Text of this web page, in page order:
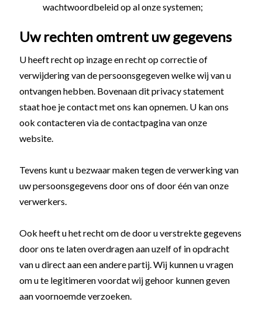
wachtwoordbeleid op al onze systemen;
Uw rechten omtrent uw gegevens
U heeft recht op inzage en recht op correctie of
verwijdering van de persoonsgegeven welke wij van u
ontvangen hebben. Bovenaan dit privacy statement
staat hoe je contact met ons kan opnemen. U kan ons
ook contacteren via de contactpagina van onze
website.
Tevens kunt u bezwaar maken tegen de verwerking van
uw persoonsgegevens door ons of door één van onze
verwerkers.
Ook heeft u het recht om de door u verstrekte gegevens
door ons te laten overdragen aan uzelf of in opdracht
van u direct aan een andere partij. Wij kunnen u vragen
om u te legitimeren voordat wij gehoor kunnen geven
aan voornoemde verzoeken.